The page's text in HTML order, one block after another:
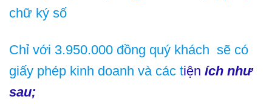
chữ ký số
Chỉ với 3.950.000 đồng quý khách sẽ có
giấy phép kinh doanh và các tiện ích như
sau;